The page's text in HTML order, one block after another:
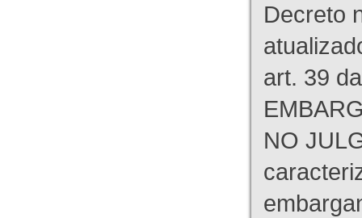
Decreto
art. 39
NO